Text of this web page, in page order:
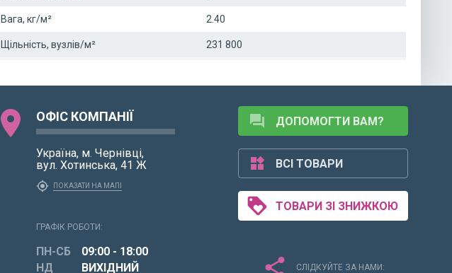
Вага, кг/м² 2.40
Щільність, вузлів/м² 231 800
location_on ОФІС КОМПАНІЇ
Україна, м. Чернівці,
вул. Хотинська, 41 Ж
my_location ПОКАЗАТИ НА МАПІ
ГРАФІК РОБОТИ:
ПН-СБ
09:00 - 18:00
НД
ВИХІДНИЙ
forum ДОПОМОГТИ ВАМ?
widgets ВСІ ТОВАРИ
loyalty ТОВАРИ ЗІ ЗНИЖКОЮ
share СЛІДКУЙТЕ ЗА НАМИ: